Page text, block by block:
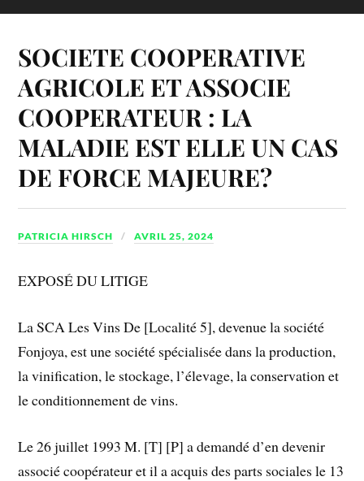
SOCIETE COOPERATIVE
AGRICOLE ET ASSOCIE
COOPERATEUR : LA
MALADIE EST ELLE UN CAS
DE FORCE MAJEURE?
PATRICIA HIRSCH AVRIL 25, 2024
EXPOSÉ DU LITIGE
La SCA Les Vins De [Localité 5], devenue la société
Fonjoya, est une société spécialisée dans la production,
la vinification, le stockage, l’élevage, la conservation et
le conditionnement de vins.
Le 26 juillet 1993 M. [T] [P] a demandé d’en devenir
associé coopérateur et il a acquis des parts sociales le 13